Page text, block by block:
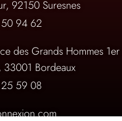
92150 Suresnes
94 62
des Grands Hommes 1er
33001 Bordeaux
59 08